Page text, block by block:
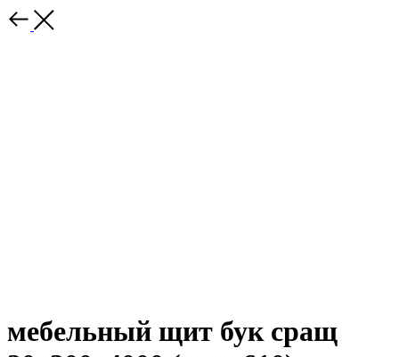
мебельный щит бук сращ